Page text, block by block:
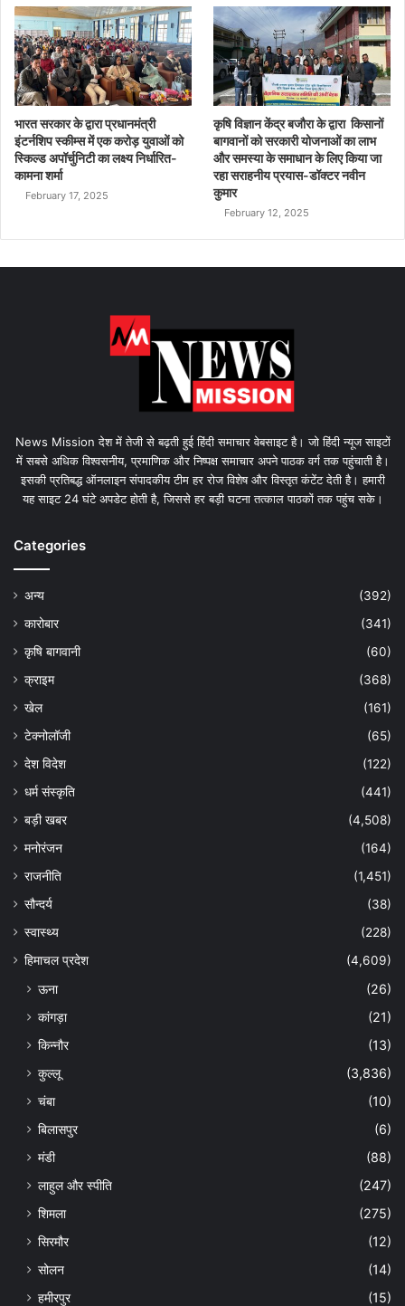
भारत सरकार के द्वारा प्रधानमंत्री
इंटर्नशिप स्कीम्स में एक करोड़ युवाओं को
स्किल्ड अपॉर्चुनिटी का लक्ष्य निर्धारित-
कामना शर्मा
February 17, 2025
कृषि विज्ञान केंद्र बजौरा के द्वारा किसानों
बागवानों को सरकारी योजनाओं का लाभ
और समस्या के समाधान के लिए किया जा
रहा सराहनीय प्रयास-डॉक्टर नवीन
कुमार
February 12, 2025
News Mission देश में तेजी से बढ़ती हुई हिंदी समाचार वेबसाइट है। जो हिंदी न्यूज साइटों
में सबसे अधिक विश्वसनीय, प्रमाणिक और निष्पक्ष समाचार अपने पाठक वर्ग तक पहुंचाती है।
इसकी प्रतिबद्ध ऑनलाइन संपादकीय टीम हर रोज विशेष और विस्तृत कंटेंट देती है। हमारी
यह साइट 24 घंटे अपडेट होती है, जिससे हर बड़ी घटना तत्काल पाठकों तक पहुंच सके।
Categories
अन्य
(392)
कारोबार
(341)
कृषि बागवानी
(60)
क्राइम
(368)
खेल
(161)
टेक्नोलॉजी
(65)
देश विदेश
(122)
धर्म संस्कृति
(441)
बड़ी खबर
(4,508)
मनोरंजन
(164)
राजनीति
(1,451)
सौन्दर्य
(38)
स्वास्थ्य
(228)
हिमाचल प्रदेश
(4,609)
ऊना
(26)
कांगड़ा
(21)
किन्नौर
(13)
कुल्लू
(3,836)
चंबा
(10)
बिलासपुर
(6)
मंडी
(88)
लाहुल और स्पीति
(247)
शिमला
(275)
सिरमौर
(12)
सोलन
(14)
हमीरपुर
(15)